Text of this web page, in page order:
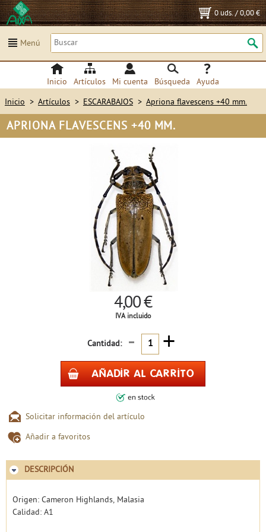
0 uds./0,00 €
Menú
Inicio Artículos Mi cuenta Búsqueda Ayuda
Inicio > Artículos > ESCARABAJOS > Apriona flavescens +40 mm.
APRIONA FLAVESCENS +40 MM.
4,00 €
IVA incluido
Cantidad: - +
Solicitar información del artículo
Añadir a favoritos
DESCRIPCIÓN
Origen: Cameron Highlands, Malasia
Calidad: A1